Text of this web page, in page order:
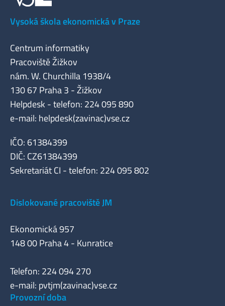
Vysoká škola ekonomická v Praze
Centrum informatiky
Pracoviště Žižkov
nám. W. Churchilla 1938/4
130 67 Praha 3 - Žižkov
Helpdesk - telefon: 224 095 890
e-mail: helpdesk(zavinac)vse.cz
IČO: 61384399
DIČ: CZ61384399
Sekretariát CI - telefon: 224 095 802
Dislokované pracoviště JM
Ekonomická 957
148 00 Praha 4 - Kunratice
Telefon: 224 094 270
e-mail: pvtjm(zavinac)vse.cz
Provozní doba